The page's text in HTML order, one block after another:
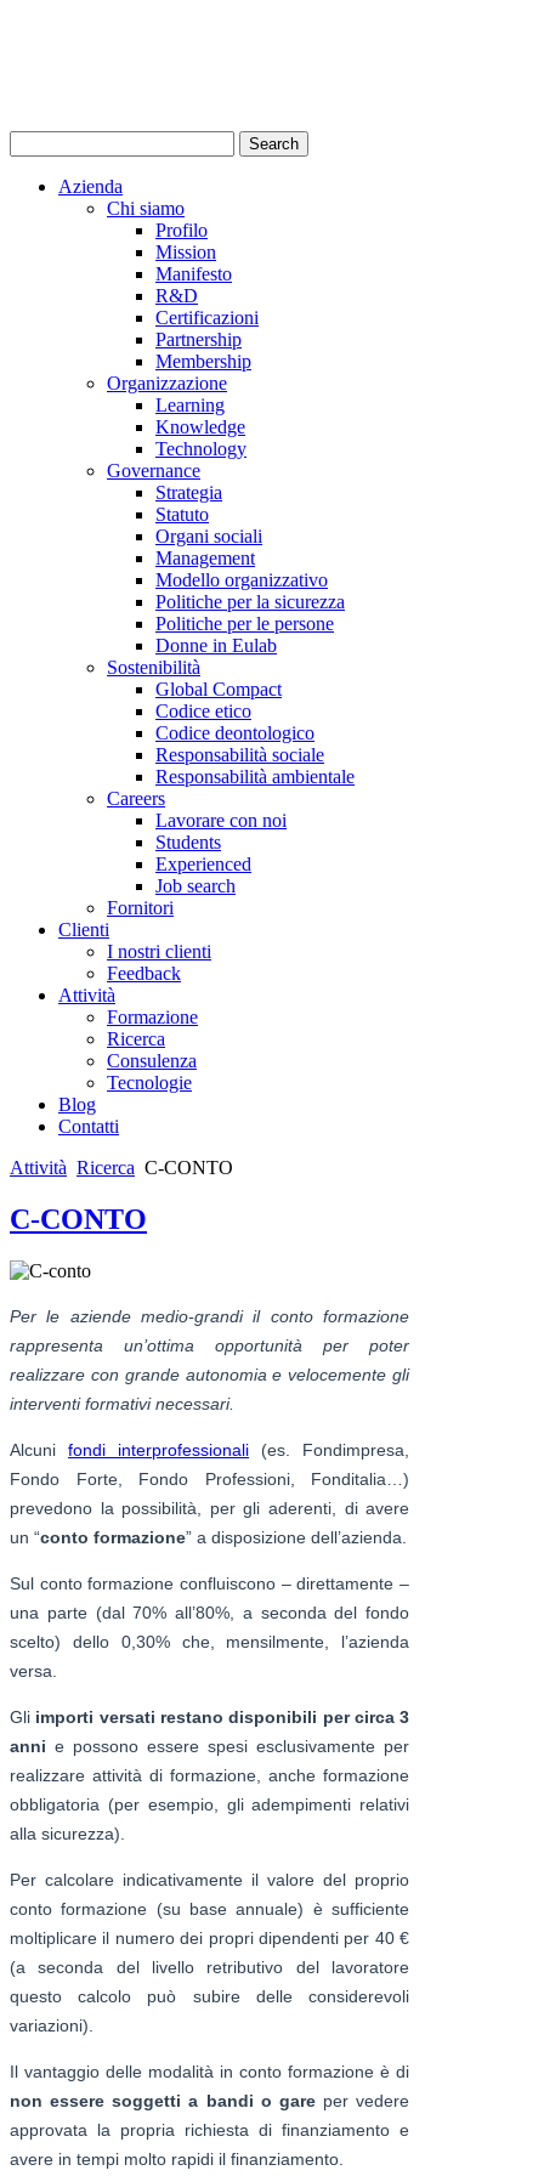
Azienda
Chi siamo
Profilo
Mission
Manifesto
R&D
Certificazioni
Partnership
Membership
Organizzazione
Learning
Knowledge
Technology
Governance
Strategia
Statuto
Organi sociali
Management
Modello organizzativo
Politiche per la sicurezza
Politiche per le persone
Donne in Eulab
Sostenibilità
Global Compact
Codice etico
Codice deontologico
Responsabilità sociale
Responsabilità ambientale
Careers
Lavorare con noi
Students
Experienced
Job search
Fornitori
Clienti
I nostri clienti
Feedback
Attività
Formazione
Ricerca
Consulenza
Tecnologie
Blog
Contatti
Attività Ricerca C-CONTO
C-CONTO
Per le aziende medio-grandi il conto formazione
rappresenta un’ottima opportunità per poter
realizzare con grande autonomia e velocemente gli
interventi formativi necessari.
Alcunifondi interprofessionali (es. Fondimpresa,
Fondo Forte, Fondo Professioni, Fonditalia…)
prevedono la possibilità, per gli aderenti, di avere
un “conto formazione” a disposizione dell’azienda.
Sul conto formazione confluiscono – direttamente –
una parte (dal 70% all’80%, a seconda del fondo
scelto) dello 0,30% che, mensilmente, l’azienda
versa.
Gli importi versati restano disponibili per circa 3
anni e possono essere spesi esclusivamente per
realizzare attività di formazione, anche formazione
obbligatoria (per esempio, gli adempimenti relativi
alla sicurezza).
Per calcolare indicativamente il valore del proprio
conto formazione (su base annuale) è sufficiente
moltiplicare il numero dei propri dipendenti per 40 €
(a seconda del livello retributivo del lavoratore
questo calcolo può subire delle considerevoli
variazioni).
Il vantaggio delle modalità in conto formazione è di
non essere soggetti a bandi o gareper vedere
approvata la propria richiesta di finanziamento e
avere in tempi molto rapidi il finanziamento.